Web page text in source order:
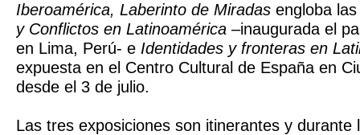
Iberoamérica, Laberinto de Miradas engloba
y Conflictos en Latinoamérica –inaugurada el
en Lima, Perú- e Identidades y fronteras en
expuesta en el Centro Cultural de España en
desde el 3 de julio.
Las tres exposiciones son itinerantes y durante